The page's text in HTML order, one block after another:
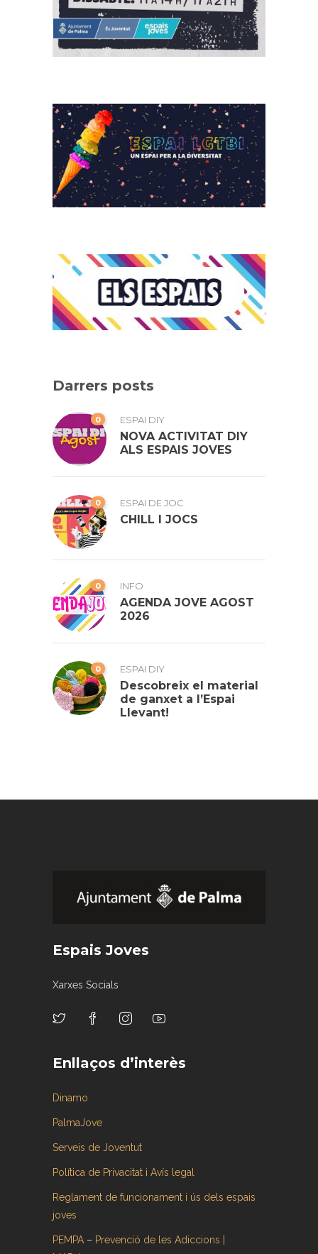
Darrers posts
0 ESPAI DIY
NOVA ACTIVITAT DIY
ALS ESPAIS JOVES
0 ESPAI DE JOC
CHILL I JOCS
0 INFO
AGENDA JOVE AGOST
2026
0 ESPAI DIY
Descobreix el material
de ganxet a l’Espai
Llevant!
Espais Joves
Xarxes Socials
Enllaços d’interès
Dinamo
PalmaJove
Serveis de Joventut
Política de Privacitat i Avís legal
Reglament de funcionament i ús dels espais
joves
PEMPA – Prevenció de les Adiccions |